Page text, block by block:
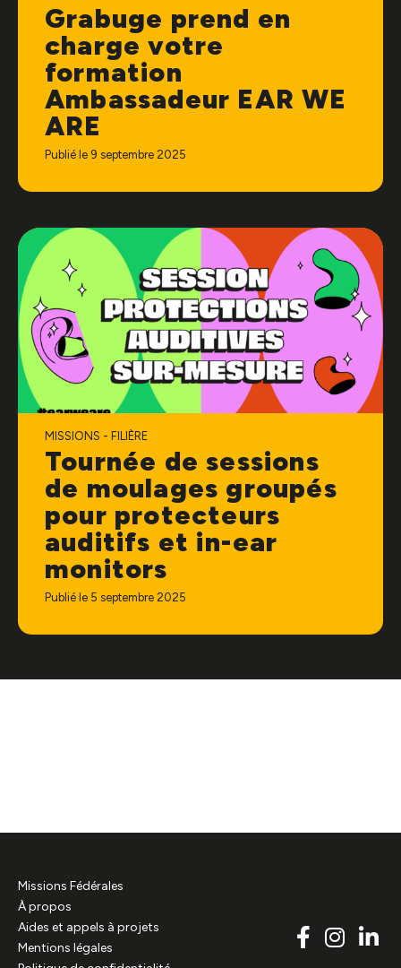
Grabuge prend en
charge votre
formation
Ambassadeur EAR WE
ARE
Publié le 9 septembre 2025
MISSIONS - FILIÈRE
Tournée de sessions
de moulages groupés
pour protecteurs
auditifs et in-ear
monitors
Publié le 5 septembre 2025
Missions Fédérales
À propos
Aides et appels à projets
Mentions légales